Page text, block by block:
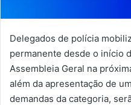
Delegados de polícia
permanente desde o início
Assembleia Geral na
além da apresentação de
demandas da categoria,